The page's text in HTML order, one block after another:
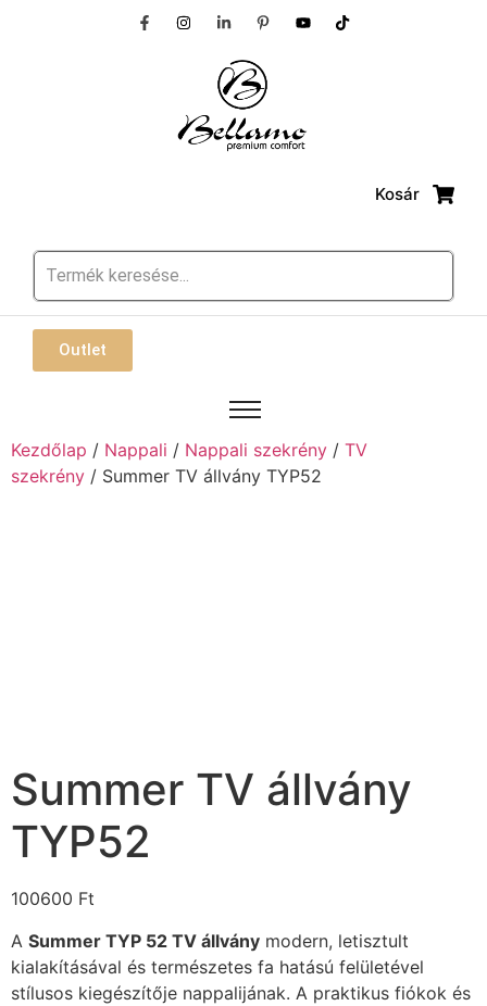
Kosár
Outlet
Kezdőlap / Nappali / Nappali szekrény / TV
szekrény / Summer TV állvány TYP52
Summer TV állvány
TYP52
100600 Ft
A Summer TYP 52 TV állvány modern, letisztult
kialakításával és természetes fa hatású felületével
stílusos kiegészítője nappalijának. A praktikus fiókok és